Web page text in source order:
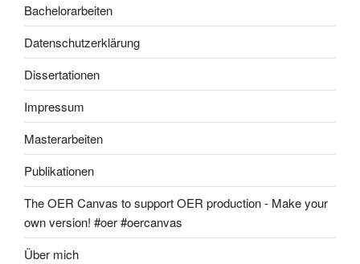
Bachelorarbeiten
Datenschutzerklärung
Dissertationen
Impressum
Masterarbeiten
Publikationen
The OER Canvas to support OER production - Make your
own version! #oer #oercanvas
Über mich